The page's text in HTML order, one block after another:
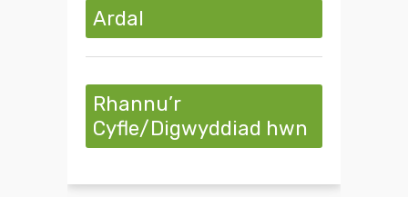
Ardal
Rhannu’r
Cyfle/Digwyddiad hwn